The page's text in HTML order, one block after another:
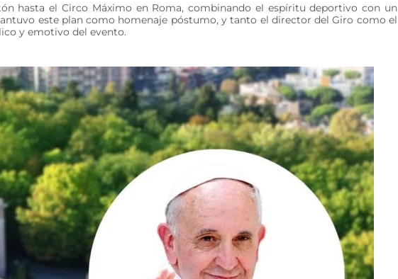
hasta el Circo Máximo en Roma, combinando el espíritu deportivo con un
este plan como homenaje póstumo, y tanto el director del Giro como el
y emotivo del evento.